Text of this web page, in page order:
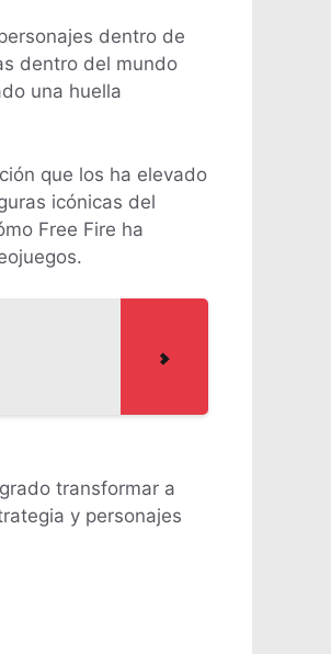
dentro de
dentro del mundo
una huella
que los ha elevado
icónicas del
Free Fire ha
transformar a
y personajes